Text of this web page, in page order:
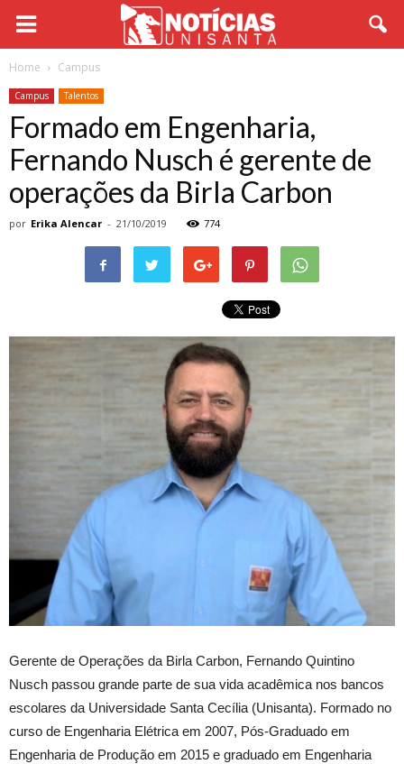
Home Campus
Campus Talentos
Formado em Engenharia,
Fernando Nusch é gerente de
operações da Birla Carbon
por Erika Alencar - 21/10/2019 774
Gerente de Operações da Birla Carbon, Fernando Quintino
Nusch passou grande parte de sua vida acadêmica nos bancos
escolares da Universidade Santa Cecília (Unisanta). Formado no
curso de Engenharia Elétrica em 2007, Pós-Graduado em
Engenharia de Produção em 2015 e graduado em Engenharia